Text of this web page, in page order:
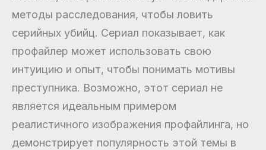
методы расследования, чтобы ловить
серийных убийц. Сериал показывает, как
профайлер может использовать свою
интуицию и опыт, чтобы понимать мотивы
преступника. Возможно, этот сериал не
является идеальным примером
реалистичного изображения профайлинга, но
демонстрирует популярность этой темы в